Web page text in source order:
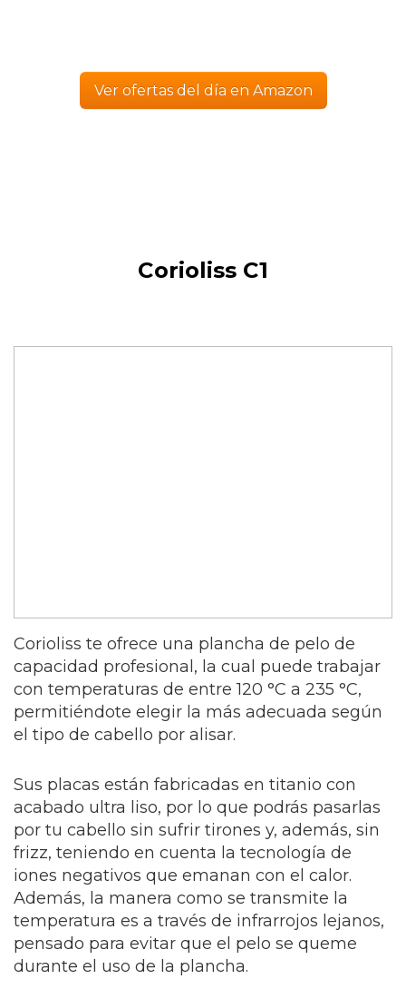
Ver ofertas del día en Amazon
Corioliss C1
Corioliss te ofrece una plancha de pelo de
capacidad profesional, la cual puede trabajar
con temperaturas de entre 120 °C a 235 °C,
permitiéndote elegir la más adecuada según
el tipo de cabello por alisar.
Sus placas están fabricadas en titanio con
acabado ultra liso, por lo que podrás pasarlas
por tu cabello sin sufrir tirones y, además, sin
frizz, teniendo en cuenta la tecnología de
iones negativos que emanan con el calor.
Además, la manera como se transmite la
temperatura es a través de infrarrojos lejanos,
pensado para evitar que el pelo se queme
durante el uso de la plancha.